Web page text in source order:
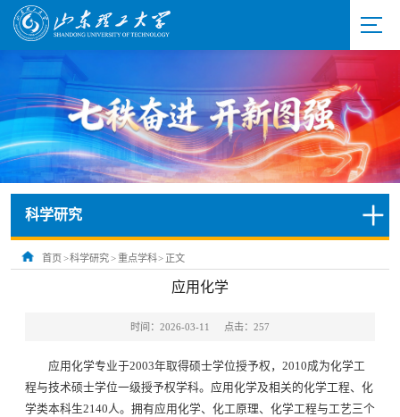
科学研究
首页>科学研究>重点学科> 正文
应用化学
时间：2026-03-11 点击： 257
应用化学专业于2003年取得硕士学位授予权，2010成为化学工
程与技术硕士学位一级授予权学科。应用化学及相关的化学工程、化
学类本科生2140人。拥有应用化学、化工原理、化学工程与工艺三个